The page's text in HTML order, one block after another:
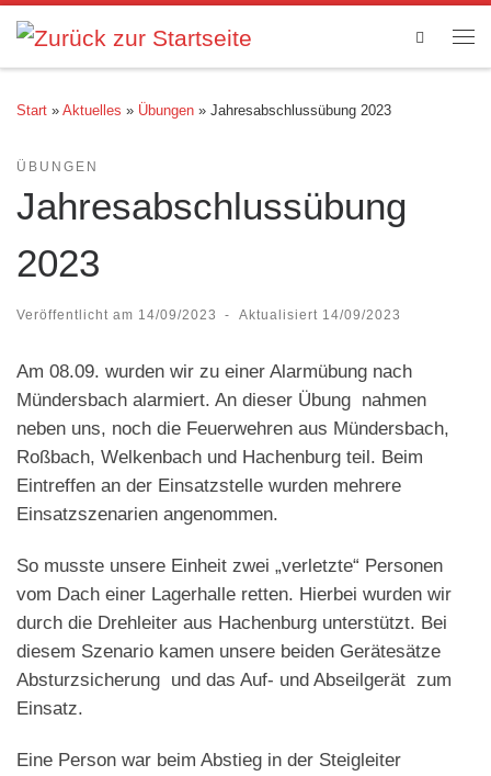
Zum Inhalt springen
Search
Start » Aktuelles » Übungen » Jahresabschlussübung 2023
ÜBUNGEN
Jahresabschlussübung
2023
Veröffentlicht am 14/09/2023 - Aktualisiert 14/09/2023
Am 08.09. wurden wir zu einer Alarmübung nach
Mündersbach alarmiert. An dieser Übung nahmen
neben uns, noch die Feuerwehren aus Mündersbach,
Roßbach, Welkenbach und Hachenburg teil. Beim
Eintreffen an der Einsatzstelle wurden mehrere
Einsatzszenarien angenommen.
So musste unsere Einheit zwei „verletzte“ Personen
vom Dach einer Lagerhalle retten. Hierbei wurden wir
durch die Drehleiter aus Hachenburg unterstützt. Bei
diesem Szenario kamen unsere beiden Gerätesätze
Absturzsicherung und das Auf- und Abseilgerät zum
Einsatz.
Eine Person war beim Abstieg in der Steigleiter